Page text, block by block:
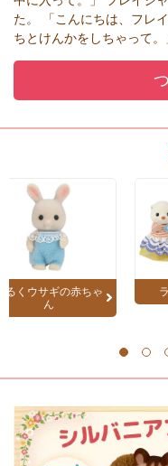
た。 「こんにちは、フレ
ちとけんかをしちゃって。
るくウサギの赤ちゃ
ん